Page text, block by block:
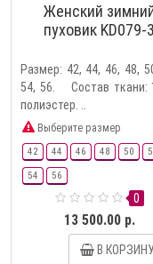
Женский
пуховик KD079-3
Размер: 42, 44, 46, 48,
54, 56. Состав ткани:
полиэстер. ..
Выберите размер
42 44 46 48 50
54 56
0
13 500.00 р.
В